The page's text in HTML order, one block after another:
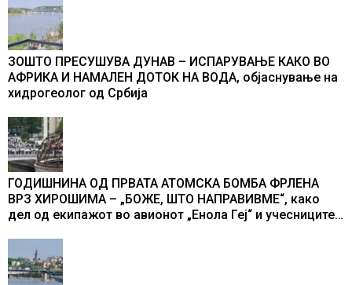
ЗОШТО ПРЕСУШУВА ДУНАВ – ИСПАРУВАЊЕ КАКО ВО
АФРИКА И НАМАЛЕН ДОТОК НА ВОДА, објаснување на
хидрогеолог од Србија
ГОДИШНИНА ОД ПРВАТА АТОМСКА БОМБА ФРЛЕНА
ВРЗ ХИРОШИМА – „БОЖЕ, ШТО НАПРАВИВМЕ“, како
дел од екипажот во авионот „Енола Геј“ и учесниците
промени текот на историјата